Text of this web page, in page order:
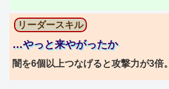
リーダースキル
…やっと来やがったか
闇を6個以上つなげると攻撃力が3倍。